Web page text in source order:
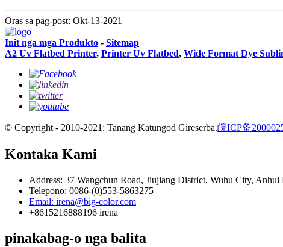
Oras sa pag-post: Okt-13-2021
Init nga mga Produkto - Sitemap
A2 Uv Flatbed Printer, Printer Uv Flatbed, Wide Format Dye
© Copyright - 2010-2021: Tanang Katungod Gireserba.皖ICP备
Kontaka Kami
Address: 37 Wangchun Road, Jiujiang District, Wuhu City, Anhui
Telepono: 0086-(0)553-5863275
Email: irena@big-color.com
+8615216888196 irena
pinakabag-o nga balita